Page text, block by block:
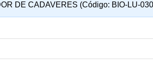
DE CADAVERES (Código: BIO-LU-